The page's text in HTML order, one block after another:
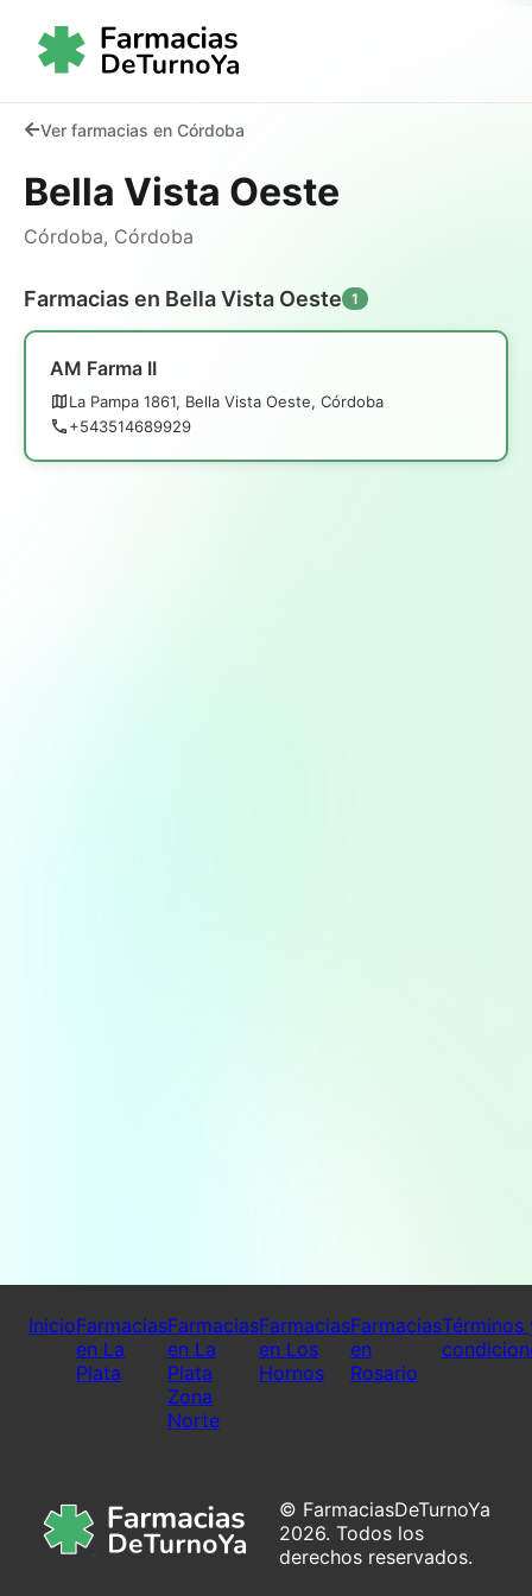
Ver farmacias en Córdoba
Bella Vista Oeste
Córdoba, Córdoba
Farmacias en Bella Vista Oeste 1
AM Farma II
La Pampa 1861, Bella Vista Oeste, Córdoba
+543514689929
InicioFarmacias
en La
Plata
Farmacias
en La
Plata
Zona
Norte
Farmacias
en Los
Hornos
Farmacias
en
Rosario
Términos
© FarmaciasDeTurnoYa
2026. Todos los
derechos reservados.